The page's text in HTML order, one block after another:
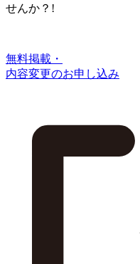
せんか？!
無料掲載・
内容変更のお申し込み